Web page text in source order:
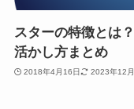
スターの特徴とは
活かし方まとめ
2018年4月16日 2023年12